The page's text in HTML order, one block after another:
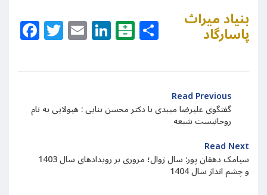
Facebook
Twitter
EmailLinkedIn
Balatarin
Share
بنیاد میراث
پاسارگاد
Read Previous
گفتگوی علیرضا میبدی با دکتر محسن بنایی : هیولایی به نام
روحانیست شیعه
Read Next
سیامک دهقان پور: سال زوال؛ مروری بر رویدادهای سال 1403
و چشم انداز سال 1404